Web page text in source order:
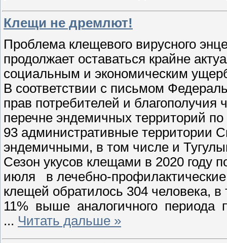
Клещи не дремлют!
Проблема клещевого вирусного
продолжает оставаться крайне
социальным и экономическим
В соответствии с письмом
прав потребителей и
перечне эндемичных территорий
93 административные территории
эндемичными, в том числе и
Сезон укусов клещами в 2020 году
июля в лечебно-
клещей обратилось 304 человека, в
11% выше аналогичного периода
... Читать дальше »